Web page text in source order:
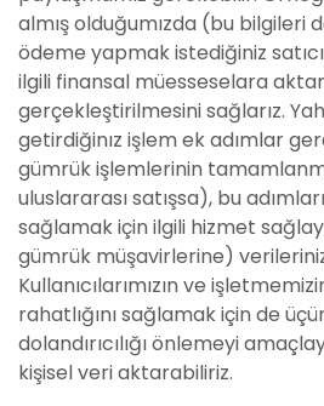
almış olduğumızda (bu bilgileri
ödeme yapmak istediğiniz
ilgili finansal müesseselara
gerçekleştirilmesini sağlarız.
getirdiğinız işlem ek adımlar
gümrük işlemlerinin
uluslararası satışsa), bu
sağlamak için ilgili hizmet
gümrük müşavirlerine)
Kullanıcılarımızın ve
rahatlığını sağlamak için de
dolandırıcılığı önlemeyi
kişisel veri aktarabiliriz.